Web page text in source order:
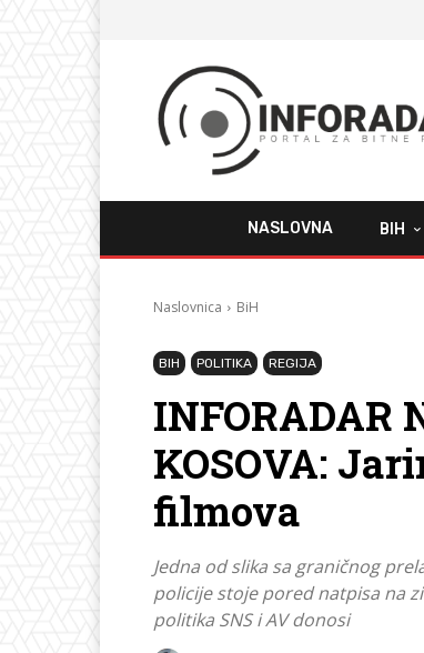
NASLOVNA BIH
Naslovnica BiH
BIH POLITIKA REGIJA
INFORADAR
KOSOVA:
filmova
Jedna od slika sa graničnog
policije stoje pored natpisa na
politika SNS i AV donosi